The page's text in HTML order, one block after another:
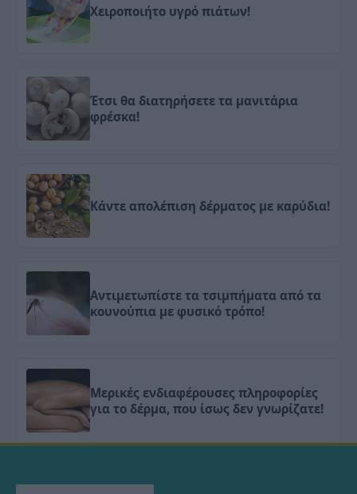
Χειροποιήτο υγρό πιάτων!
Έτσι θα διατηρήσετε τα μανιτάρια
φρέσκα!
Κάντε απολέπιση δέρματος με καρύδια!
Αντιμετωπίστε τα τσιμπήματα από τα
κουνούπια με φυσικό τρόπο!
Μερικές ενδιαφέρουσες πληροφορίες
για το δέρμα, που ίσως δεν γνωρίζατε!